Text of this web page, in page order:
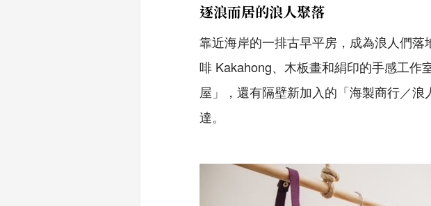
逐浪而居的浪人聚落
靠近海岸的一排古早平房，成為浪人們
啡 Kakahong、木板畫和絹印的手感工作
屋」，還有隔壁新加入的「海製商行／
達。